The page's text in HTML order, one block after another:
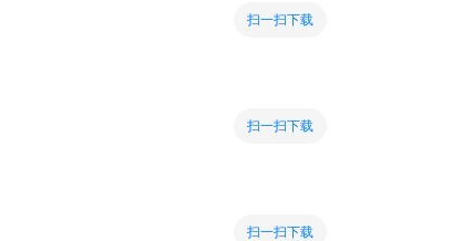
扫一扫下载
扫一扫下载
扫一扫下载